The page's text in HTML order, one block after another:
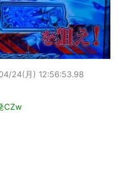
24(月) 12:56:53.98
CZw